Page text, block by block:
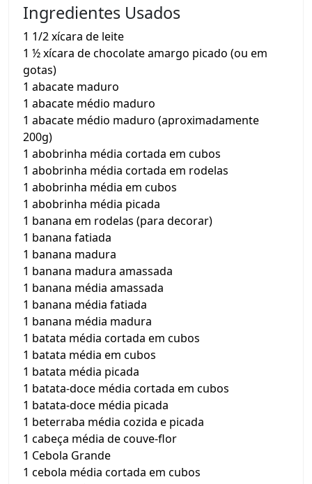
Ingredientes Usados
1 1/2 xícara de leite
1 ½ xícara de chocolate amargo picado (ou em
gotas)
1 abacate maduro
1 abacate médio maduro
1 abacate médio maduro (aproximadamente
200g)
1 abobrinha média cortada em cubos
1 abobrinha média cortada em rodelas
1 abobrinha média em cubos
1 abobrinha média picada
1 banana em rodelas (para decorar)
1 banana fatiada
1 banana madura
1 banana madura amassada
1 banana média amassada
1 banana média fatiada
1 banana média madura
1 batata média cortada em cubos
1 batata média em cubos
1 batata média picada
1 batata-doce média cortada em cubos
1 batata-doce média picada
1 beterraba média cozida e picada
1 cabeça média de couve-flor
1 Cebola Grande
1 cebola média cortada em cubos